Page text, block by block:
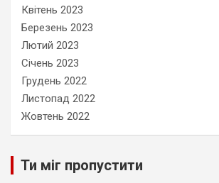
Квітень 2023
Березень 2023
Лютий 2023
Січень 2023
Грудень 2022
Листопад 2022
Жовтень 2022
Ти міг пропустити